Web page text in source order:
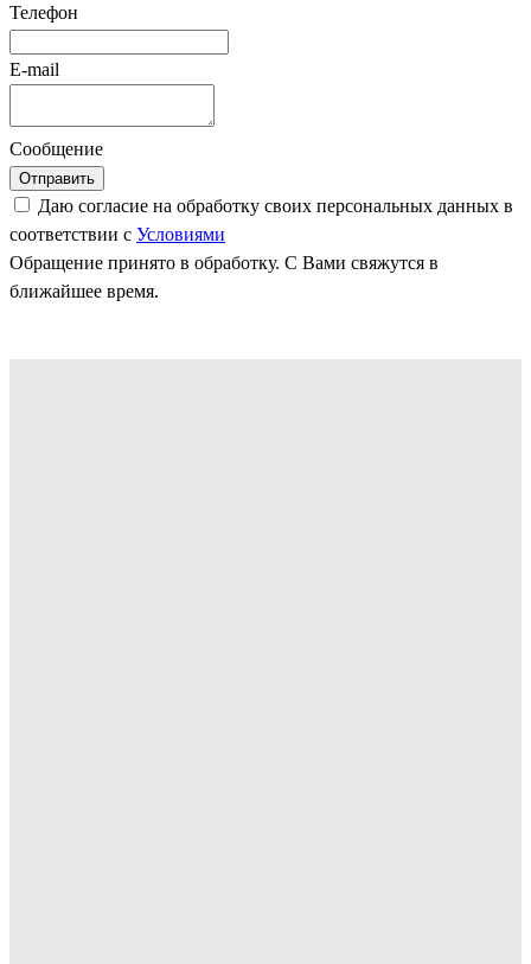
Телефон
E-mail
Сообщение
Отправить
Даю согласие на обработку своих персональных данных в
соответствии с Условиями
Обращение принято в обработку. С Вами свяжутся в
ближайшее время.